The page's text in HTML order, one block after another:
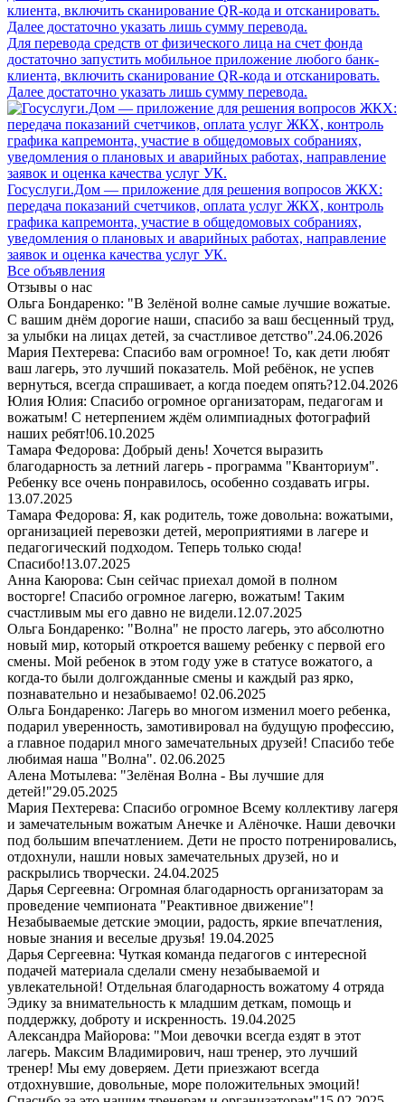
Для перевода средств от физического лица на счет фонда
достаточно запустить мобильное приложение любого банк-
клиента, включить сканирование QR-кода и отсканировать.
Далее достаточно указать лишь сумму перевода.
Госуслуги.Дом — приложение для решения вопросов ЖКХ:
передача показаний счетчиков, оплата услуг ЖКХ, контроль
графика капремонта, участие в общедомовых собраниях,
уведомления о плановых и аварийных работах, направление
заявок и оценка качества услуг УК.
Все объявления
Отзывы о нас
Ольга Бондаренко: "В Зелёной волне самые лучшие вожатые.
С вашим днём дорогие наши, спасибо за ваш бесценный труд,
за улыбки на лицах детей, за счастливое детство".24.06.2026
Мария Пехтерева: Спасибо вам огромное! То, как дети любят
ваш лагерь, это лучший показатель. Мой ребёнок, не успев
вернуться, всегда спрашивает, а когда поедем опять?12.04.2026
Юлия Юлия: Спасибо огромное организаторам, педагогам и
вожатым! С нетерпением ждём олимпиадных фотографий
наших ребят!06.10.2025
Тамара Федорова: Добрый день! Хочется выразить
благодарность за летний лагерь - программа "Кванториум".
Ребенку все очень понравилось, особенно создавать игры.
13.07.2025
Тамара Федорова: Я, как родитель, тоже довольна: вожатыми,
организацией перевозки детей, мероприятиями в лагере и
педагогический подходом. Теперь только сюда!
Спасибо!13.07.2025
Анна Каюрова: Сын сейчас приехал домой в полном
восторге! Спасибо огромное лагерю, вожатым! Таким
счастливым мы его давно не видели.12.07.2025
Ольга Бондаренко: "Волна" не просто лагерь, это абсолютно
новый мир, который откроется вашему ребенку с первой его
смены. Мой ребенок в этом году уже в статусе вожатого, а
когда-то были долгожданные смены и каждый раз ярко,
познавательно и незабываемо! 02.06.2025
Ольга Бондаренко: Лагерь во многом изменил моего ребенка,
подарил уверенность, замотивировал на будущую профессию,
а главное подарил много замечательных друзей! Спасибо тебе
любимая наша "Волна". 02.06.2025
Алена Мотылева: "Зелёная Волна - Вы лучшие для
детей!"29.05.2025
Мария Пехтерева: Спасибо огромное Всему коллективу лагеря
и замечательным вожатым Анечке и Алёночке. Наши девочки
под большим впечатлением. Дети не просто потренировались,
отдохнули, нашли новых замечательных друзей, но и
раскрылись творчески. 24.04.2025
Дарья Сергеевна: Огромная благодарность организаторам за
проведение чемпионата "Реактивное движение"!
Незабываемые детские эмоции, радость, яркие впечатления,
новые знания и веселые друзья! 19.04.2025
Дарья Сергеевна: Чуткая команда педагогов с интересной
подачей материала сделали смену незабываемой и
увлекательной! Отдельная благодарность вожатому 4 отряда
Эдику за внимательность к младшим деткам, помощь и
поддержку, доброту и искренность. 19.04.2025
Александра Майорова: "Мои девочки всегда ездят в этот
лагерь. Максим Владимирович, наш тренер, это лучший
тренер! Мы ему доверяем. Дети приезжают всегда
отдохнувшие, довольные, море положительных эмоций!